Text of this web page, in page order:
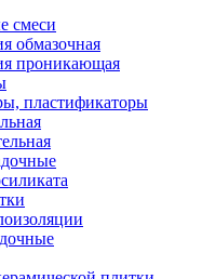
смеси
обмазочная
проникающая
пластификаторы